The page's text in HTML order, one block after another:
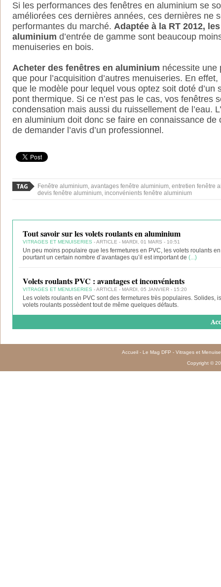
Si les performances des fenêtres en aluminium se
améliorées ces dernières années, ces dernières ne
performantes du marché. Adaptée à la RT 2012,
aluminium d’entrée de gamme sont beaucoup
menuiseries en bois.
Acheter des fenêtres en aluminium nécessite une
que pour l’acquisition d’autres menuiseries. En
que le modèle pour lequel vous optez soit doté d’un
pont thermique. Si ce n’est pas le cas, vos fenêtres
condensation mais aussi du ruissellement de l’eau.
en aluminium doit donc se faire en connaissance de
de demander l’avis d’un professionnel.
Fenêtre aluminium, avantages fenêtre aluminium, entretien fenêtre
devis fenêtre aluminium, inconvénients fenêtre aluminium
Tout savoir sur les volets roulants en aluminium
VITRAGES ET MENUISERIES - ARTICLE - MARDI, 01 MARS - 10:51
Un peu moins populaire que les fermetures en PVC, les volets roulants
pourtant un certain nombre d’avantages qu’il est important de (...)
Volets roulants PVC : avantages et inconvénients
VITRAGES ET MENUISERIES - ARTICLE - MARDI, 05 JANVIER - 15:20
Les volets roulants en PVC sont des fermetures très populaires. Solides,
volets roulants possèdent tout de même quelques défauts.
Accueil - Le Mag DFP - Vitrages et
Copyright ©